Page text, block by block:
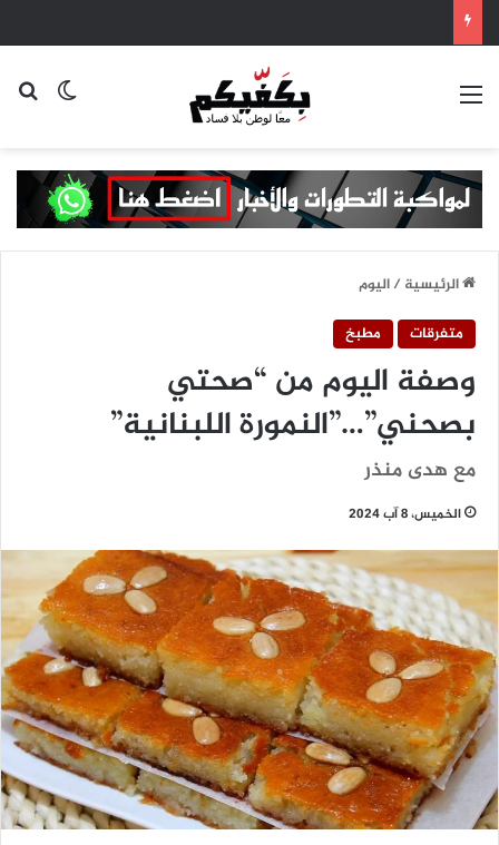
القائمة
الرئيسية/اليوم
متفرقات
مطبخ
وصفة اليوم من “صحتي
بصحني”…”النمورة اللبنانية”
مع هدى منذر
الخميس، 8 آب 2024